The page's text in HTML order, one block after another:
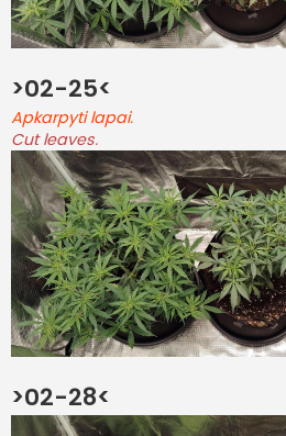
>02-25<
Apkarpyti lapai.
Cut leaves.
>02-28<